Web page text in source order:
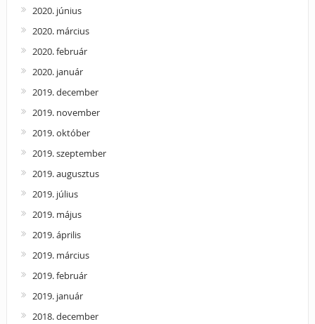
2020. június
2020. március
2020. február
2020. január
2019. december
2019. november
2019. október
2019. szeptember
2019. augusztus
2019. július
2019. május
2019. április
2019. március
2019. február
2019. január
2018. december